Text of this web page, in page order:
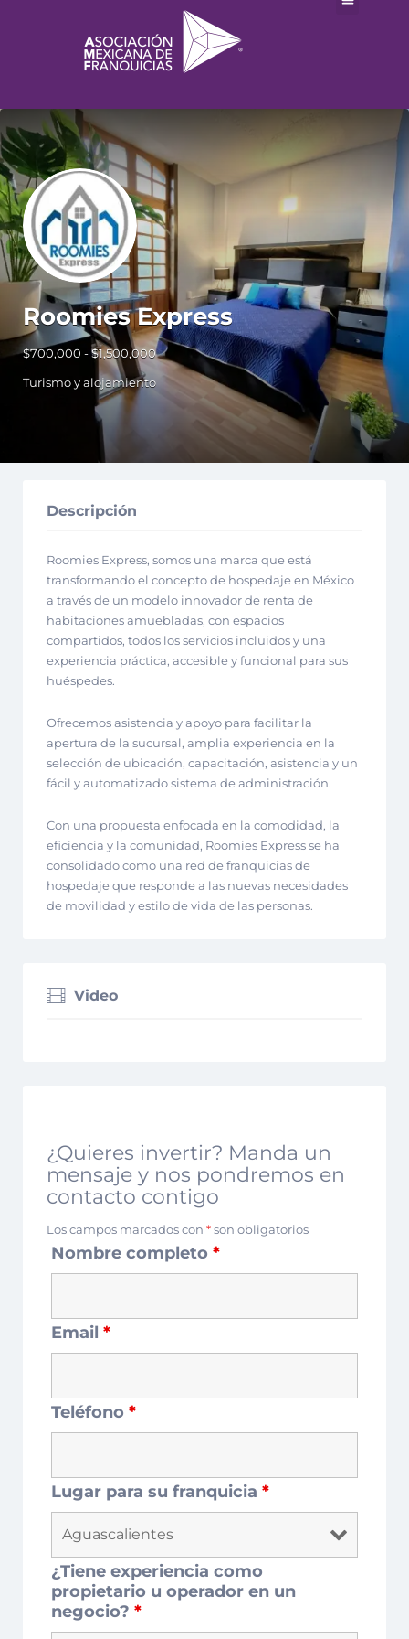
Roomies Express
$700,000 - $1,500,000
Turismo y alojamiento
Descripción
Roomies Express, somos una marca que está
transformando el concepto de hospedaje en México
a través de un modelo innovador de renta de
habitaciones amuebladas, con espacios
compartidos, todos los servicios incluidos y una
experiencia práctica, accesible y funcional para sus
huéspedes.
Ofrecemos asistencia y apoyo para facilitar la
apertura de la sucursal, amplia experiencia en la
selección de ubicación, capacitación, asistencia y un
fácil y automatizado sistema de administración.
Con una propuesta enfocada en la comodidad, la
eficiencia y la comunidad, Roomies Express se ha
consolidado como una red de franquicias de
hospedaje que responde a las nuevas necesidades
de movilidad y estilo de vida de las personas.
Video
¿Quieres invertir? Manda un
mensaje y nos pondremos en
contacto contigo
Los campos marcados con *son obligatorios
Nombre completo *
Email *
Teléfono *
Lugar para su franquicia *
¿Tiene experiencia como
propietario u operador en un
negocio? *